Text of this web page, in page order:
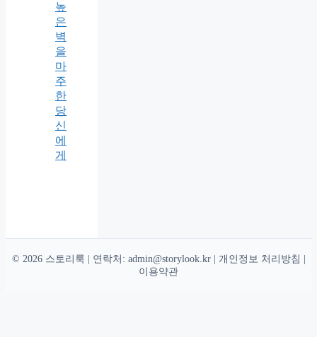
높
은
벽
을
마
주
한
당
신
에
게
© 2026 스토리룩 | 연락처: admin@storylook.kr| 개인정보 처리방침
이용약관